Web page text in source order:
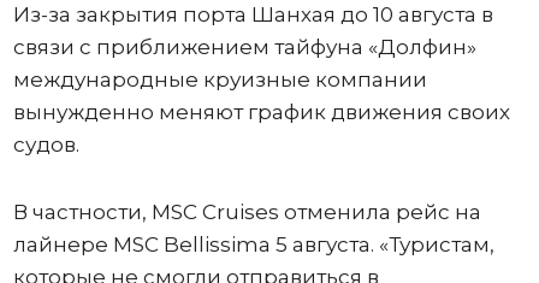
Из-за закрытия порта Шанхая до 10 августа в
связи с приближением тайфуна «Долфин»
международные круизные компании
вынужденно меняют график движения своих
судов.
В частности, MSC Cruises отменила рейс на
лайнере MSC Bellissima 5 августа. «Туристам,
которые не смогли отправиться в